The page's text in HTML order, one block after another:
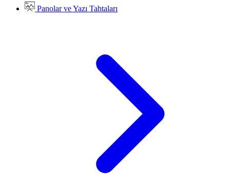
Panolar ve Yazı Tahtaları